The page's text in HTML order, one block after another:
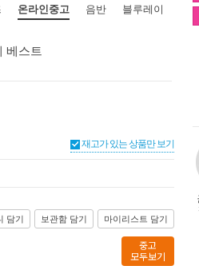
온라인중고 음반 블루레이
베스트
재고가 있는 상품만 보기
담기 보관함 담기 마이리스트 담기
중고
모두보기